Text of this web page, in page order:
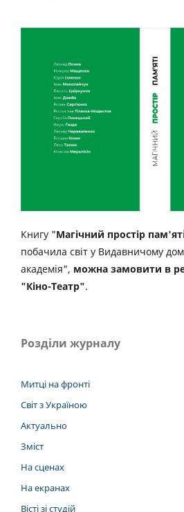
Книгу "Магічний простір пам'ят
побачила світ у Видавничому
академія", можна замовити в
"Кіно-Театр".
Розділи журналу
Митці на фронті
Світ з Україною
Актуально
Зміст
На сценах
На екранах
Вісті зі студій